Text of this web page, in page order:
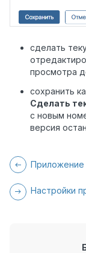
сделать
просмотра
сохранить
Сделать
с новым
версия
Приложение
Настройки